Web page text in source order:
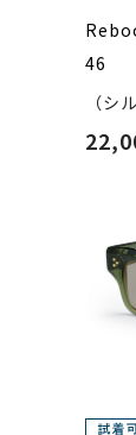
46
（シ